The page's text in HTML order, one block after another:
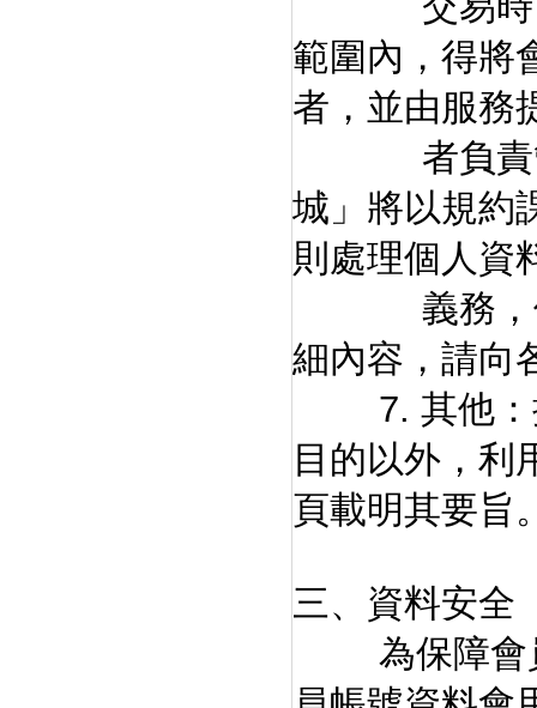
範圍內，得將
者，並由服務
者負責管
城」將以規約
則處理個人資
義務，但
細內容，請向
7. 其他：提
目的以外，利
頁載明其要旨
三、資料安全
為保障會員